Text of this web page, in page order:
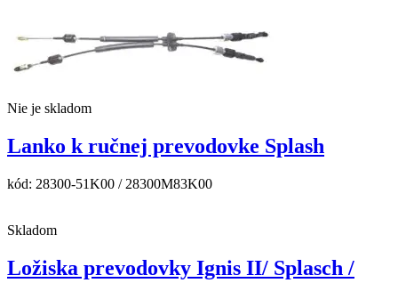
Nie je skladom
Lanko k ručnej prevodovke Splash
kód: 28300-51K00 / 28300M83K00
Skladom
Ložiska prevodovky Ignis II/ Splasch /